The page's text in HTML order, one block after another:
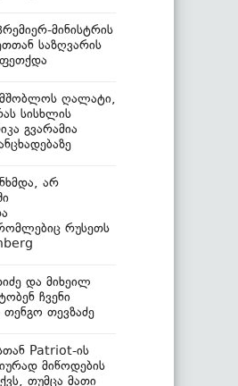
მინისტრის
საზღვარის
ღალატი,
სისხლის
გვარამია
არ
რუსეთს
და მიხეილ
ჩვენი
თენგო თევზაძე
Patriot-ის
მიწოდების
თუმცა მათი